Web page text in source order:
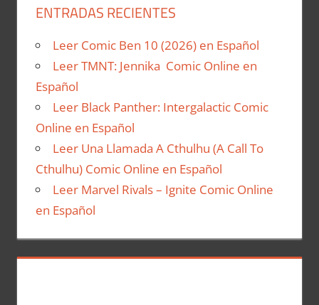
ENTRADAS RECIENTES
Leer Comic Ben 10 (2026) en Español
Leer TMNT: Jennika Comic Online en
Español
Leer Black Panther: Intergalactic Comic
Online en Español
Leer Una Llamada A Cthulhu (A Call To
Cthulhu) Comic Online en Español
Leer Marvel Rivals – Ignite Comic Online
en Español